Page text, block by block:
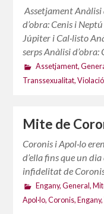
Assetjament Anàlisi
d’obra: Cenis i
Júpiter i Cal·listo
serps Anàlisi d’obra:
Assetjament,
Transsexualitat,Violació
Mite de
Coronis i Apol·lo
d’ella fins que un
infidelitat de
Engany, General ,
Apol·lo,Coronis, Engany,